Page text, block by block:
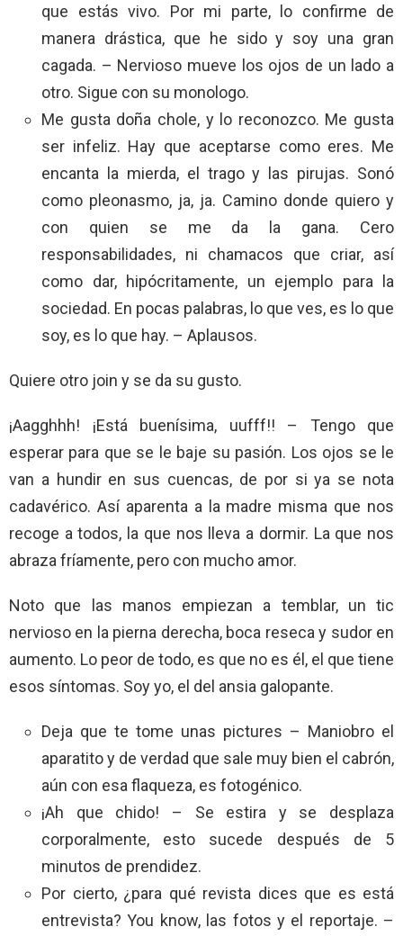
que estás vivo. Por mi parte, lo confirme de
manera drástica, que he sido y soy una gran
cagada. – Nervioso mueve los ojos de un lado a
otro. Sigue con su monologo.
Me gusta doña chole, y lo reconozco. Me gusta
ser infeliz. Hay que aceptarse como eres. Me
encanta la mierda, el trago y las pirujas. Sonó
como pleonasmo, ja, ja. Camino donde quiero y
con quien se me da la gana. Cero
responsabilidades, ni chamacos que criar, así
como dar, hipócritamente, un ejemplo para la
sociedad. En pocas palabras, lo que ves, es lo que
soy, es lo que hay. – Aplausos.
Quiere otro join y se da su gusto.
¡Aagghhh! ¡Está buenísima, uufff!! – Tengo que
esperar para que se le baje su pasión. Los ojos se le
van a hundir en sus cuencas, de por si ya se nota
cadavérico. Así aparenta a la madre misma que nos
recoge a todos, la que nos lleva a dormir. La que nos
abraza fríamente, pero con mucho amor.
Noto que las manos empiezan a temblar, un tic
nervioso en la pierna derecha, boca reseca y sudor en
aumento. Lo peor de todo, es que no es él, el que tiene
esos síntomas. Soy yo, el del ansia galopante.
Deja que te tome unas pictures – Maniobro el
aparatito y de verdad que sale muy bien el cabrón,
aún con esa flaqueza, es fotogénico.
¡Ah que chido! – Se estira y se desplaza
corporalmente, esto sucede después de 5
minutos de prendidez.
Por cierto, ¿para qué revista dices que es está
entrevista? You know, las fotos y el reportaje. –